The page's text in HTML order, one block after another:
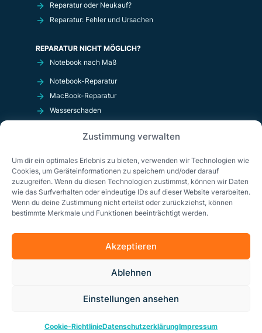
Zustimmung verwalten
Um dir ein optimales Erlebnis zu bieten, verwenden wir Technologien wie
Cookies, um Geräteinformationen zu speichern und/oder darauf
zuzugreifen. Wenn du diesen Technologien zustimmst, können wir Daten
wie das Surfverhalten oder eindeutige IDs auf dieser Website verarbeiten.
Wenn du deine Zustimmung nicht erteilst oder zurückziehst, können
bestimmte Merkmale und Funktionen beeinträchtigt werden.
Akzeptieren
Ablehnen
Einstellungen ansehen
Cookie-RichtlinieDatenschutzerklärungImpressum
Reparatur oder Neukauf?
Reparatur: Fehler und Ursachen
REPARATUR NICHT MÖGLICH?
Notebook nach Maß
Notebook-Reparatur
MacBook-Reparatur
Wasserschaden
OnlineShop
© Copyright 2026 Solda GmbH